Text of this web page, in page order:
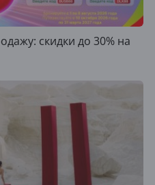
скидки до 30% на